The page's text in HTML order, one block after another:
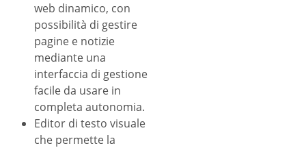
web dinamico, con
possibilità di gestire
pagine e notizie
mediante una
interfaccia di gestione
facile da usare in
completa autonomia.
Editor di testo visuale
che permette la